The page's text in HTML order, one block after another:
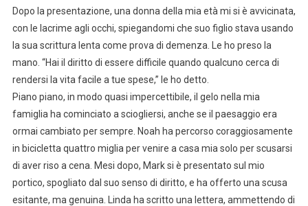
Dopo la presentazione, una donna della mia età mi si è avvicinata,
con le lacrime agli occhi, spiegandomi che suo figlio stava usando
la sua scrittura lenta come prova di demenza. Le ho preso la
mano. “Hai il diritto di essere difficile quando qualcuno cerca di
rendersi la vita facile a tue spese,” le ho detto.
Piano piano, in modo quasi impercettibile, il gelo nella mia
famiglia ha cominciato a sciogliersi, anche se il paesaggio era
ormai cambiato per sempre. Noah ha percorso coraggiosamente
in bicicletta quattro miglia per venire a casa mia solo per scusarsi
di aver riso a cena. Mesi dopo, Mark si è presentato sul mio
portico, spogliato dal suo senso di diritto, e ha offerto una scusa
esitante, ma genuina. Linda ha scritto una lettera, ammettendo di